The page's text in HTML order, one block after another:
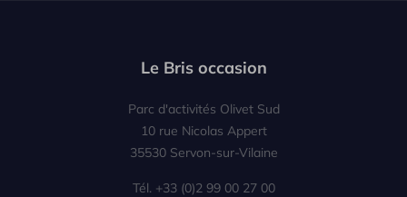
Le Bris occasion
Parc d'activités Olivet Sud
10 rue Nicolas Appert
35530 Servon-sur-Vilaine
Tél. +33 (0)2 99 00 27 00